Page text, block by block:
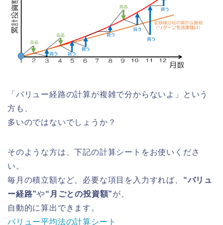
「バリュー経路の計算が複雑で分からないよ」という
方も、
多いのではないでしょうか？
そのような方は、下記の計算シートをお使いくださ
い。
毎月の積立額など、必要な項目を入力すれば、 “バリュ
ー経路”や“月ごとの投資額”が、
自動的に算出できます。
バリュー平均法の計算シート